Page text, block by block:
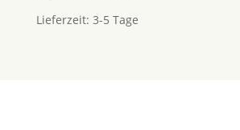
Lieferzeit: 3-5 Tage